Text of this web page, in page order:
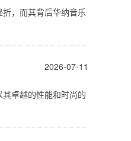
，而其背后华纳音乐
2026-07-11
卓越的性能和时尚的